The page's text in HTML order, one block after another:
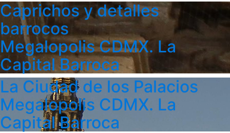
Caprichos y detalles
barrocos
Megalopolis CDMX. La
Capital Barroca
La Ciudad de los Palacios
Megalopolis CDMX. La
Capital Barroca